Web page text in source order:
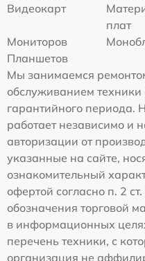
Видеокарт
плат
Мониторов
Планшетов
Мы занимаемся
обслуживанием техники
гарантийного периода.
работает независимо и
авторизации от
указанные на сайте,
ознакомительный
офертой согласно п. 2
обозначения торговой
в информационных
перечень техники, с
организация не